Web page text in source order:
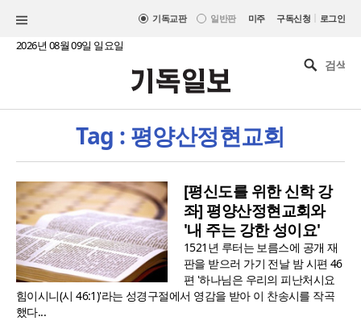
기독교판 일반판 미주 구독신청 | 로그인
2026년 08월 09일 일요일
Tag : 평양산정현교회
[평신도를 위한 신학 강
좌] 평양산정현교회와
'내 주는 강한 성이요'
1521년 루터는 보름스에 공개 재
판을 받으러 가기 전날 밤 시편 46
편 '하나님은 우리의 피난처시요
힘이시니(시 46:1)'라는 성경구절에서 영감을 받아 이 찬송시를 작곡
했다...